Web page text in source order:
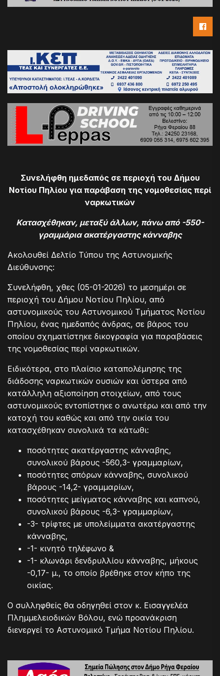
Συνελήφθη ημεδαπός σε περιοχή του Δήμου
Νοτίου Πηλίου για παράβαση της νομοθεσίας περί
ναρκωτικών
Κατασχέθηκαν, μεταξύ άλλων, πάνω από -550-
γραμμάρια ακατέργαστης κάνναβης
Ακολουθεί Δελτίο Τύπου της Αστυνομικής
Διεύθυνσης:
Συνελήφθη, χθες (05-01-2026) το μεσημέρι σε
περιοχή του Δήμου Νοτίου Πηλίου, από
αστυνομικούς του Αστυνομικού Τμήματος Νοτίου
Πηλίου, ένας ημεδαπός άνδρας, σε βάρος του
οποίου σχηματίστηκε δικογραφία για παραβάσεις
της νομοθεσίας περί ναρκωτικών.
Ειδικότερα, στο πλαίσιο καταπολέμησης της
διάδοσης ναρκωτικών ουσιών και ύστερα από
κατάλληλη αξιοποίηση στοιχείων, από τους
αστυνομικούς εντοπίστηκε ο ανωτέρω και από την
κατοχή του καθώς και από την οικία του
κατασχέθηκαν συνολικά τα κάτωθι:
ποσότητες ακατέργαστης κάνναβης,
συνολικού βάρους -560,3- γραμμαρίων,
ποσότητες σπόρων κάνναβης, συνολικού
βάρους -14,2- γραμμαρίων,
ποσότητες μείγματος κάνναβης και καπνού,
συνολικού βάρους -6,3- γραμμαρίων,
-3- τρίφτες με υπολείμματα ακατέργαστης
κάνναβης,
-1- κινητό τηλέφωνο &
-1- κλωνάρι δενδρυλλίου κάνναβης, μήκους
-0,17- μ., το οποίο βρέθηκε στον κήπο της
οικίας.
Ο συλληφθείς θα οδηγηθεί στον κ. Εισαγγελέα
Πλημμελειοδικών Βόλου, ενώ προανάκριση
διενεργεί το Αστυνομικό Τμήμα Νοτίου Πηλίου.